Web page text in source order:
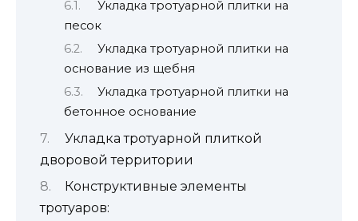
Укладка тротуарной плитки на
песок
Укладка тротуарной плитки на
основание из щебня
Укладка тротуарной плитки на
бетонное основание
Укладка тротуарной плиткой
дворовой территории
Конструктивные элементы
тротуаров: